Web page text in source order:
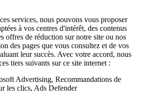
services, nous pouvons vous proposer
à vos centres d'intérêt, des contenus
offres de réduction sur notre site ou nos
des pages que vous consultez et de vos
leur succès. Avec votre accord, nous
tiers suivants sur ce site internet :
Advertising, Recommandations de
les clics, Ads Defender